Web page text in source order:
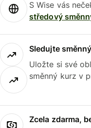
S Wise vás
středový
Sledujte
Uložte si své
směnný kurz v
Zcela zdarma,